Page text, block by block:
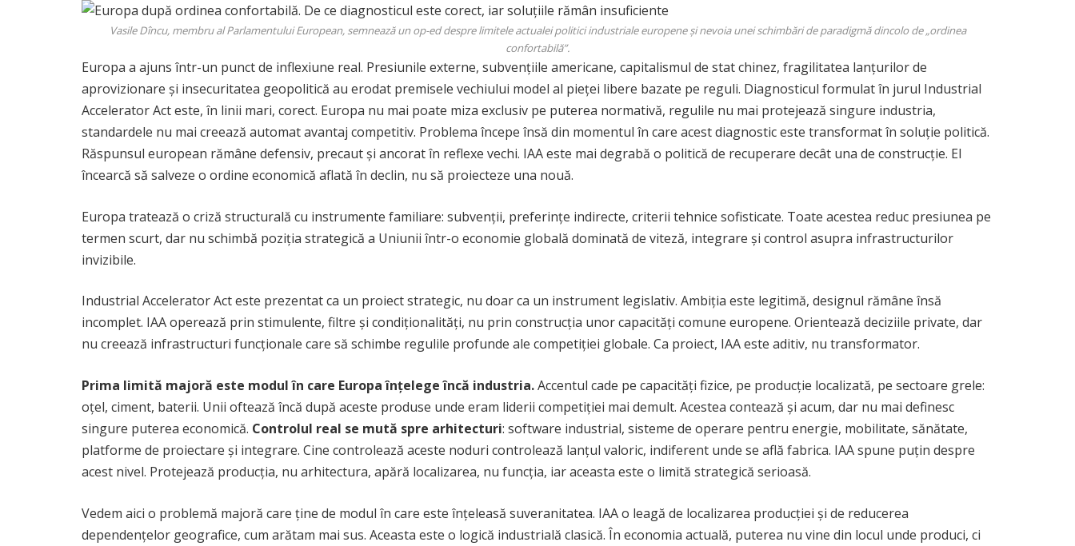
Vasile Dîncu, membru al Parlamentului European, semnează un op-ed despre limitele actualei politici industriale europene și nevoia unei schimbări de paradigmă dincolo de „ordinea
confortabilă”.
Europa a ajuns într-un punct de inflexiune real. Presiunile externe, subvențiile americane, capitalismul de stat chinez, fragilitatea lanțurilor de
aprovizionare și insecuritatea geopolitică au erodat premisele vechiului model al pieței libere bazate pe reguli. Diagnosticul formulat în jurul Industrial
Accelerator Act este, în linii mari, corect. Europa nu mai poate miza exclusiv pe puterea normativă, regulile nu mai protejează singure industria,
standardele nu mai creează automat avantaj competitiv. Problema începe însă din momentul în care acest diagnostic este transformat în soluție politică.
Răspunsul european rămâne defensiv, precaut și ancorat în reflexe vechi. IAA este mai degrabă o politică de recuperare decât una de construcție. El
încearcă să salveze o ordine economică aflată în declin, nu să proiecteze una nouă.
Europa tratează o criză structurală cu instrumente familiare: subvenții, preferințe indirecte, criterii tehnice sofisticate. Toate acestea reduc presiunea pe
termen scurt, dar nu schimbă poziția strategică a Uniunii într-o economie globală dominată de viteză, integrare și control asupra infrastructurilor
invizibile.
Industrial Accelerator Act este prezentat ca un proiect strategic, nu doar ca un instrument legislativ. Ambiția este legitimă, designul rămâne însă
incomplet. IAA operează prin stimulente, filtre și condiționalități, nu prin construcția unor capacități comune europene. Orientează deciziile private, dar
nu creează infrastructuri funcționale care să schimbe regulile profunde ale competiției globale. Ca proiect, IAA este aditiv, nu transformator.
Prima limită majoră este modul în care Europa înțelege încă industria.Accentul cade pe capacități fizice, pe producție localizată, pe sectoare grele:
oțel, ciment, baterii. Unii oftează încă după aceste produse unde eram liderii competiției mai demult. Acestea contează și acum, dar nu mai definesc
singure puterea economică. Controlul real se mută spre arhitecturi: software industrial, sisteme de operare pentru energie, mobilitate, sănătate,
platforme de proiectare și integrare. Cine controlează aceste noduri controlează lanțul valoric, indiferent unde se află fabrica. IAA spune puțin despre
acest nivel. Protejează producția, nu arhitectura, apără localizarea, nu funcția, iar aceasta este o limită strategică serioasă.
Vedem aici o problemă majoră care ține de modul în care este înțeleasă suveranitatea. IAA o leagă de localizarea producției și de reducerea
dependențelor geografice, cum arătam mai sus. Aceasta este o logică industrială clasică. În economia actuală, puterea nu vine din locul unde produci, ci